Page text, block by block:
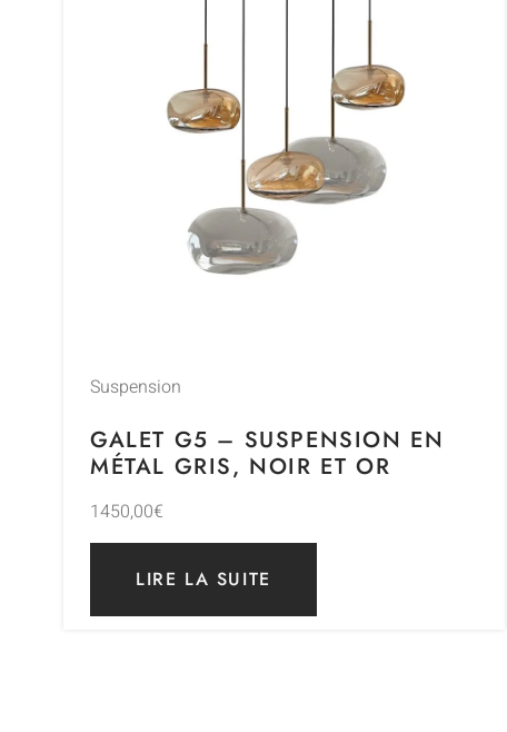
Suspension
GALET G5 – SUSPENSION EN
MÉTAL GRIS, NOIR ET OR
1450,00€
LIRE LA SUITE